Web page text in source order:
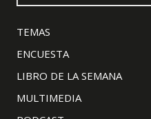
TEMAS
ENCUESTA
LIBRO DE LA SEMANA
MULTIMEDIA